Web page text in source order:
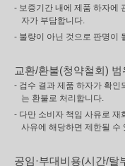
- 보증기간 내에 제품 하자에
자가 부담합니다.
- 불량이 아닌 것으로 판명이
교환/환불(청약철회) 범
- 검수 결과 제품 하자가 확인
는 환불로 처리합니다.
- 다만 소비자 책임 사유로 재
사유에 해당하면 제한될 수
공임·부대비용(시간/탈